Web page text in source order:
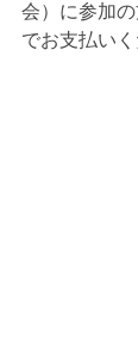
会）に参加
でお支払いく